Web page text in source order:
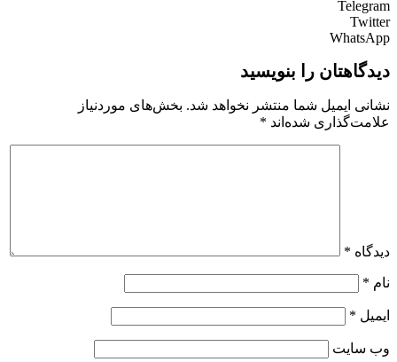
Telegram
Twitter
WhatsApp
دیدگاهتان را بنویسید
نشانی ایمیل شما منتشر نخواهد شد. بخش‌های موردنیاز
علامت‌گذاری شده‌اند *
دیدگاه *
نام *
ایمیل *
وب‌ سایت